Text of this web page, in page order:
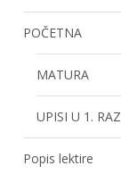
POČETNA
MATURA
UPISI U 1.
Popis lektire